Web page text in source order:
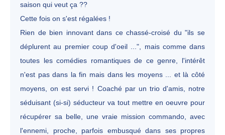
saison qui veut ça ??
Cette fois on s'est régalées !
Rien de bien innovant dans ce chassé-croisé du "ils se
déplurent au premier coup d'oeil ...", mais comme dans
toutes les comédies romantiques de ce genre, l'intérêt
n'est pas dans la fin mais dans les moyens ... et là côté
moyens, on est servi ! Coaché par un trio d'amis, notre
séduisant (si-si) séducteur va tout mettre en oeuvre pour
récupérer sa belle, une vraie mission commando, avec
l'ennemi, proche, parfois embusqué dans ses propres